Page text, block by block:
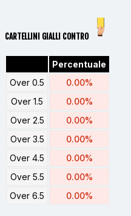
CARTELLINI GIALLI CONTRO
Percentuale
Over 0.5
0.00%
Over 1.5
0.00%
Over 2.5
0.00%
Over 3.5
0.00%
Over 4.5
0.00%
Over 5.5
0.00%
Over 6.5
0.00%